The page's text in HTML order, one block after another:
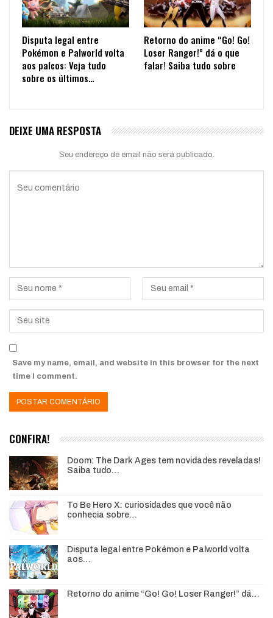
Disputa legal entre
Pokémon e Palworld volta
aos palcos: Veja tudo
sobre os últimos…
Retorno do anime “Go! Go!
Loser Ranger!” dá o que
falar! Saiba tudo sobre
DEIXE UMA RESPOSTA
Seu endereço de email não será publicado.
Save my name, email, and website in this browser for the next
time I comment.
CONFIRA!
Doom: The Dark Ages tem novidades reveladas!
Saiba tudo…
To Be Hero X: curiosidades que você não
conhecia sobre…
Disputa legal entre Pokémon e Palworld volta
aos…
Retorno do anime “Go! Go! Loser Ranger!” dá…